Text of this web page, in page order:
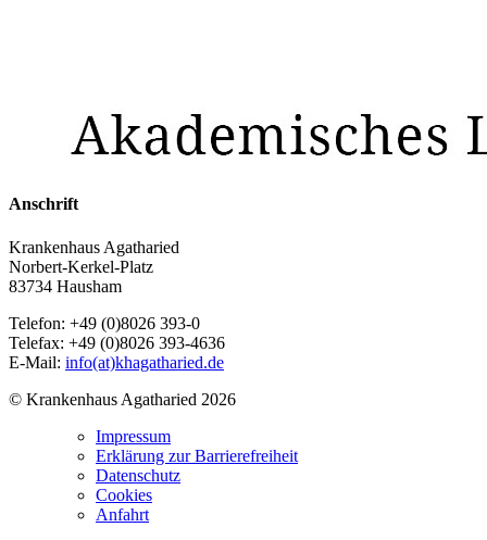
Anschrift
Krankenhaus Agatharied
Norbert-Kerkel-Platz
83734 Hausham
Telefon: +49 (0)8026 393-0
Telefax: +49 (0)8026 393-4636
E-Mail: info(at)khagatharied.de
© Krankenhaus Agatharied 2026
Impressum
Erklärung zur Barrierefreiheit
Datenschutz
Cookies
Anfahrt